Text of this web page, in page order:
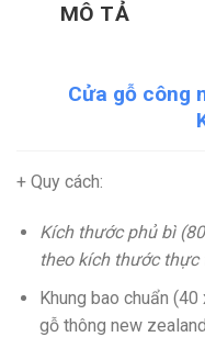
MÔ TẢ
Cửa gỗ công
+ Quy cách:
Kích thước phủ bì
theo kích thước thực
Khung bao chuẩn
gỗ thông new